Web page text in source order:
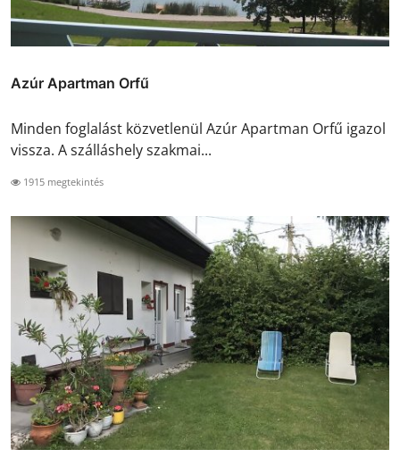
Azúr Apartman Orfű
Minden foglalást közvetlenül Azúr Apartman Orfű igazol
vissza. A szálláshely szakmai...
1915 megtekintés